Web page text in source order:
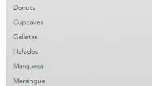
Donuts
Cupcakes
Galletas
Helados
Marquesa
Merengue